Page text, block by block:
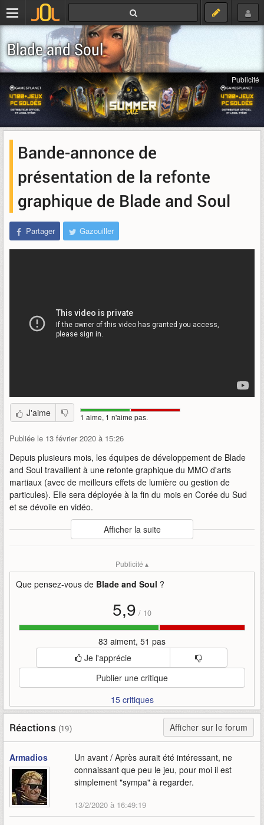
Blade and Soul
Publicité
Bande-annonce de
présentation de la refonte
graphique de Blade and Soul
Partager Gazouiller
J'aime 1 aime, 1 n'aime pas.
Publiée le 13 février 2020 à 15:26
Depuis plusieurs mois, les équipes de développement de Blade
and Soul travaillent à une refonte graphique du MMO d'arts
martiaux (avec de meilleurs effets de lumière ou gestion de
particules). Elle sera déployée à la fin du mois en Corée du Sud
et se dévoile en vidéo.
Auteur
NCsoft Korea
: Uther
refonte-graphique
ncsoft-korea
mmo
asie corée-du-sud
Afficher la suite
Publicité ▴
Que pensez-vous de Blade and Soul ?
5,9 / 10
83 aiment, 51 pas
Je l'apprécie
Publier une critique
15 critiques
Réactions (19) Afficher sur le forum
Armadios
Un avant / Après aurait été intéressant, ne
connaissant que peu le jeu, pour moi il est
simplement "sympa" à regarder.
13/2/2020 à 16:49:19